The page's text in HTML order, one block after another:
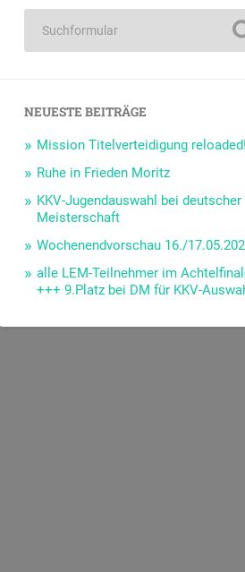
NEUESTE BEITRÄGE
Mission Titelverteidigung reloaded!
Ruhe in Frieden Moritz
KKV-Jugendauswahl bei deutscher
Meisterschaft
Wochenendvorschau 16./
alle LEM-Teilnehmer im
+++ 9.Platz bei DM für KKV-